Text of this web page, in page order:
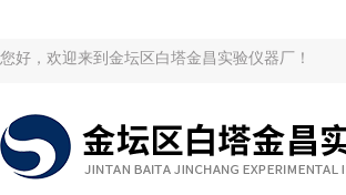
您好，欢迎来到金坛区白塔金昌实验仪器厂！